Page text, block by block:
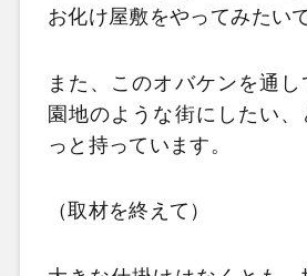
お化け屋敷をやってみたいで
また、このオバケンを通
園地のような街にしたい
っと持っています。
（取材を終えて）